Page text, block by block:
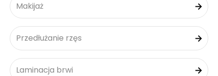
Makijaż
Przedłużanie rzęs
Laminacja brwi